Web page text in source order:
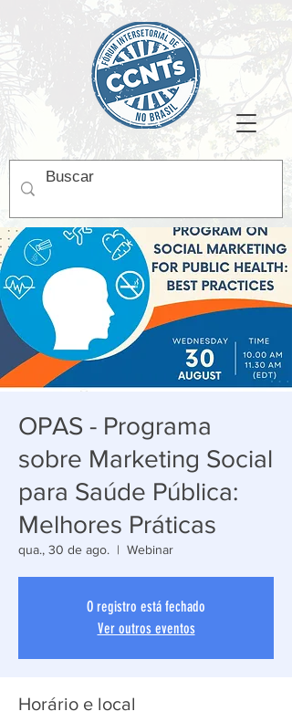
OPAS - Programa
sobre Marketing Social
para Saúde Pública:
Melhores Práticas
qua., 30 de ago.
  |
Webinar
O registro está fechado
Ver outros eventos
Horário e local